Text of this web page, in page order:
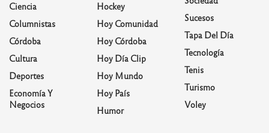
Ciencia
Columnistas
Córdoba
Cultura
Deportes
Economía Y
Negocios
Hockey
Hoy Comunidad
Hoy Córdoba
Hoy Día Clip
Hoy Mundo
Hoy País
Humor
Sucesos
Tapa Del Día
Tecnología
Tenis
Turismo
Voley